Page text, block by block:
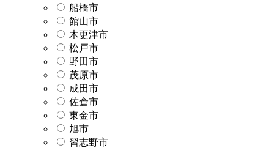
船橋市
館山市
木更津市
松戸市
野田市
茂原市
成田市
佐倉市
東金市
旭市
習志野市